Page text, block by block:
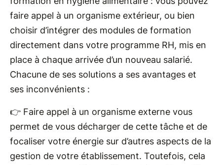
faire appel à un organisme extérieur, ou bien
choisir d’intégrer des modules de formation
directement dans votre programme RH, mis en
place à chaque arrivée d’un nouveau salarié.
Chacune de ses solutions a ses avantages et
ses inconvénients :
👉 Faire appel à un organisme externe vous
permet de vous décharger de cette tâche et de
focaliser votre énergie sur d’autres aspects de la
gestion de votre établissement. Toutefois, cela